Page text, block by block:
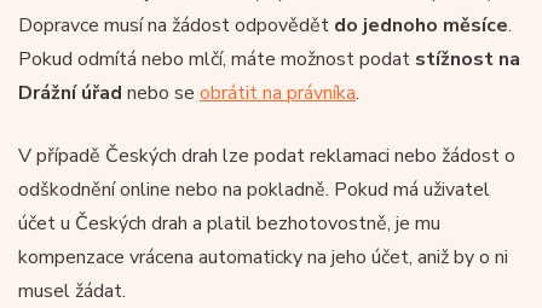
Dopravce musí na žádost odpovědět do jednoho měsíce.
Pokud odmítá nebo mlčí, máte možnost podat stížnost na
Drážní úřad nebo se obrátit na právníka.
V případě Českých drah lze podat reklamaci nebo žádost o
odškodnění online nebo na pokladně. Pokud má uživatel
účet u Českých drah a platil bezhotovostně, je mu
kompenzace vrácena automaticky na jeho účet, aniž by o ni
musel žádat.